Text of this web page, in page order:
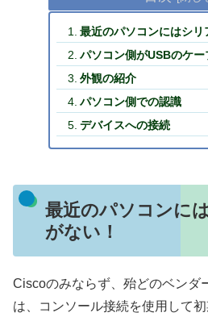
最近のパソコンにはシリ
パソコン側がUSBのケ
外観の紹介
パソコン側での認識
デバイスへの接続
最近のパソコンに
がない！
Ciscoのみならず、殆どのベンダ
は、コンソール接続を使用して